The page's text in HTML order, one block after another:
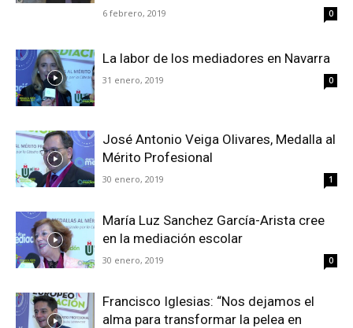
6 febrero, 2019 0
La labor de los mediadores en Navarra
31 enero, 2019 0
José Antonio Veiga Olivares, Medalla al
Mérito Profesional
30 enero, 2019 1
María Luz Sanchez García-Arista cree
en la mediación escolar
30 enero, 2019 0
Francisco Iglesias: “Nos dejamos el
alma para transformar la pelea en